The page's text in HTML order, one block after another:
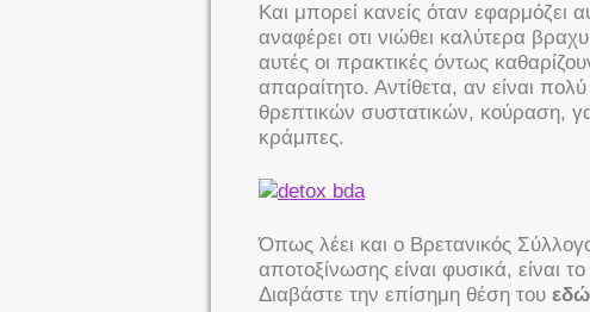
Και μπορεί κανείς όταν εφαρμόζει
αναφέρει οτι νιώθει καλύτερα
αυτές οι πρακτικές όντως
απαραίτητο. Αντίθετα, αν είναι
θρεπτικών συστατικών, κούραση,
κράμπες.
Όπως λέει και ο Βρετανικός
αποτοξίνωσης είναι φυσικά, είναι
Διαβάστε την επίσημη θέση του εδώ